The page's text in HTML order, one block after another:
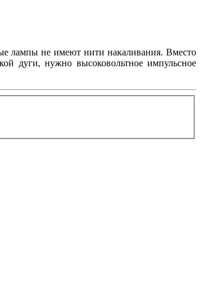
лампы не имеют нити накаливания. Вместо
дуги, нужно высоковольтное импульсное